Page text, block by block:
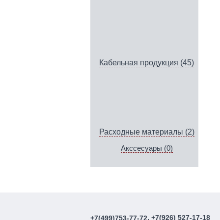
Кабельная продукция (45)
Расходные материалы (2)
Акссесуары (0)
+7(499)753-77-72, +7(926) 527-17-18